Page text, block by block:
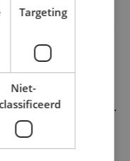
aan. Zet een
ramen. Schud de
de pigmenten
mengbal in).
van de flestip.
gehandschoende
schud goed.
Targeting
Niet-